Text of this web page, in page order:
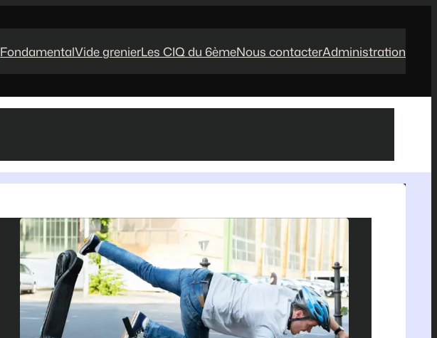
FondamentalVide grenierLes CIQ du 6èmeNous contacterAdministration